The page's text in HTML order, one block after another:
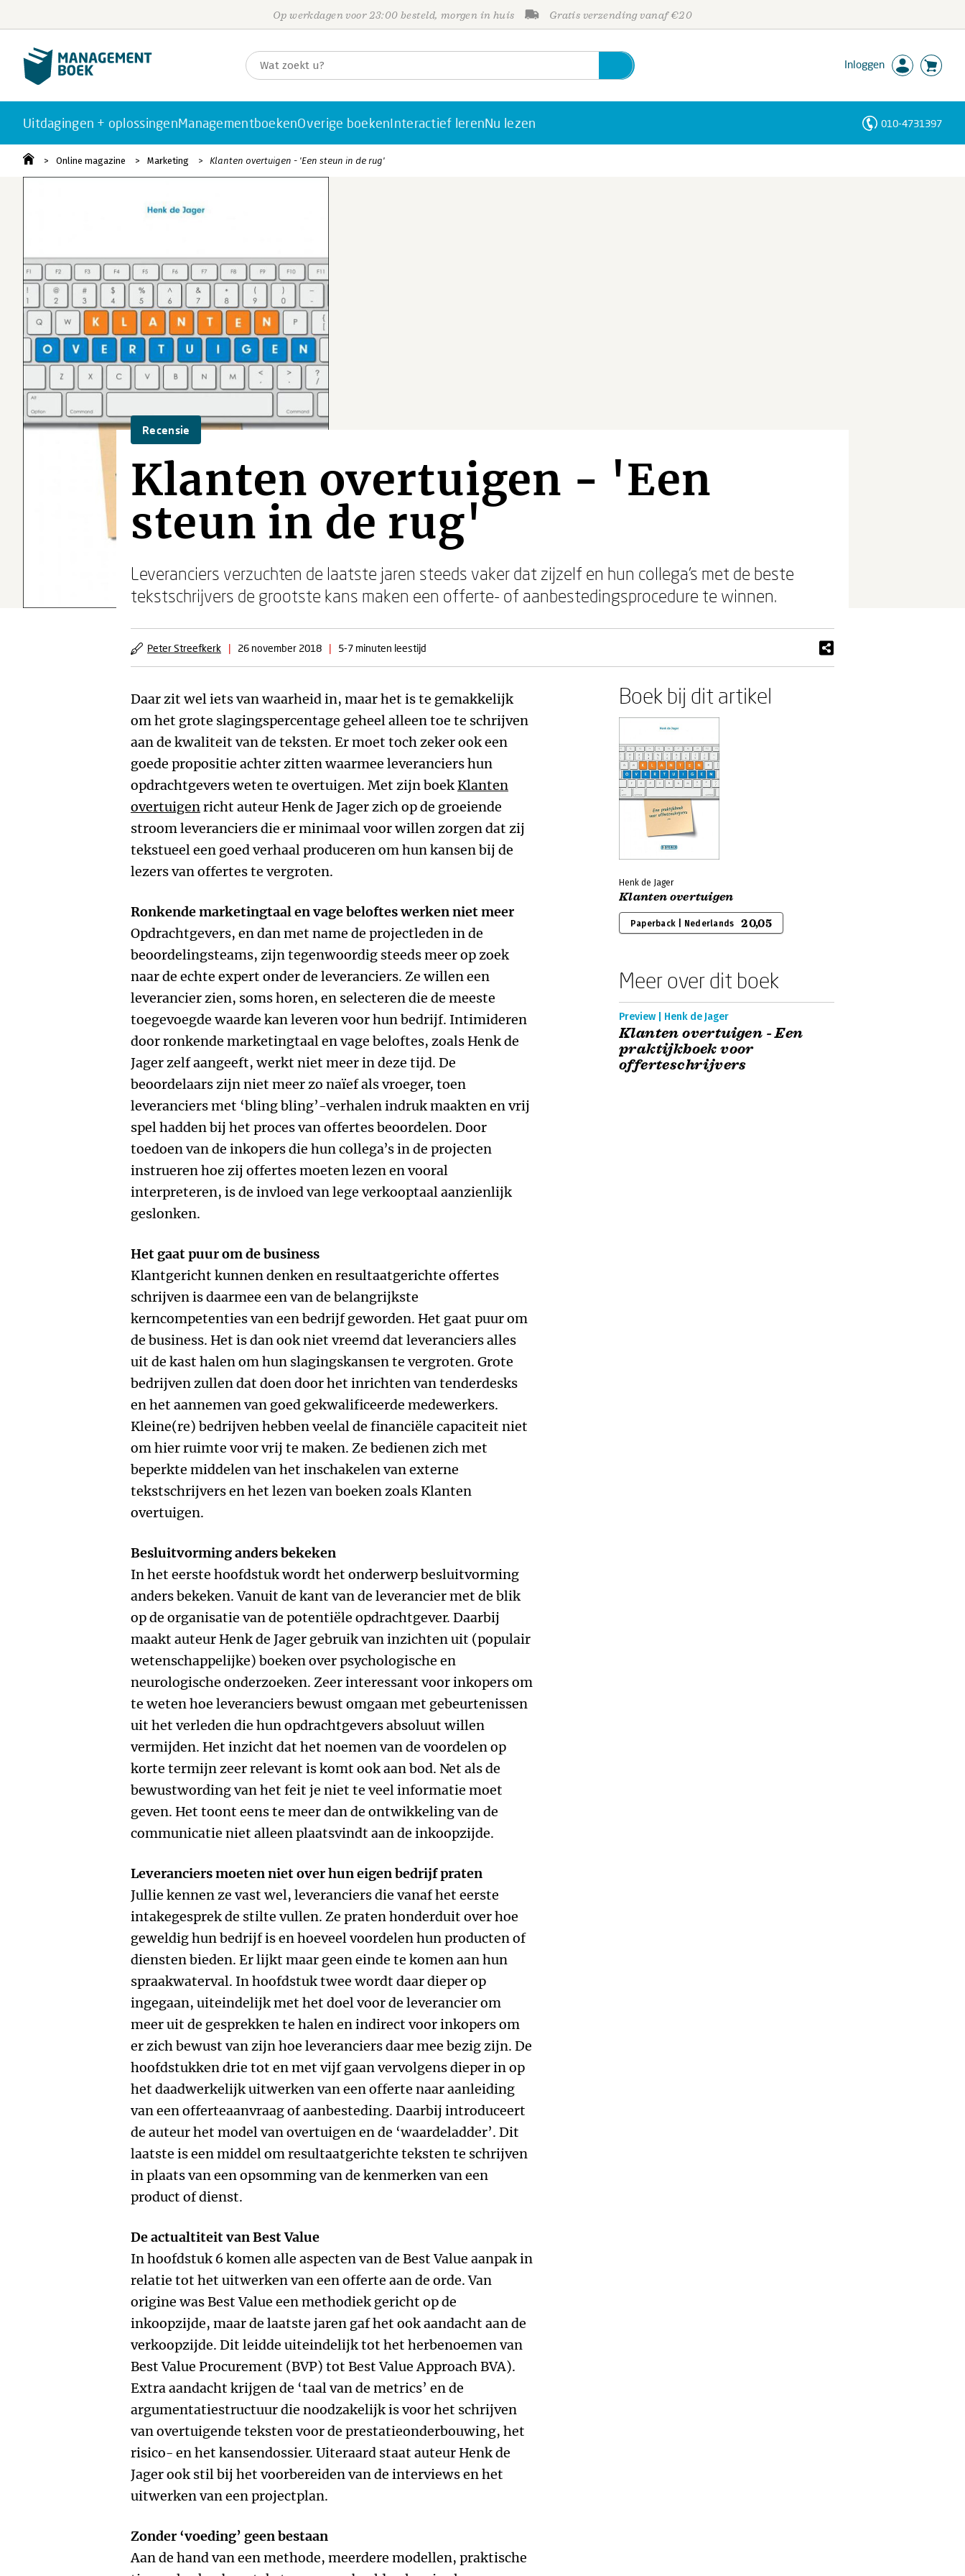
Op werkdagen voor 23:00 besteld, morgen in huis Gratis verzending vanaf €20
Inloggen
Uitdagingen + oplossingenManagementboekenOverige boekenInteractief lerenNu lezen 010-4731397
Online magazine Marketing Klanten overtuigen - 'Een steun in de rug'
Recensie
Klanten overtuigen - 'Een
steun in de rug'
Leveranciers verzuchten de laatste jaren steeds vaker dat zijzelf en hun collega’s met de beste
tekstschrijvers de grootste kans maken een offerte- of aanbestedingsprocedure te winnen.
Peter Streefkerk | 26 november 2018 | 5-7 minuten leestijd
Daar zit wel iets van waarheid in, maar het is te gemakkelijk
om het grote slagingspercentage geheel alleen toe te schrijven
aan de kwaliteit van de teksten. Er moet toch zeker ook een
goede propositie achter zitten waarmee leveranciers hun
opdrachtgevers weten te overtuigen. Met zijn boekKlanten
overtuigenricht auteur Henk de Jager zich op de groeiende
stroom leveranciers die er minimaal voor willen zorgen dat zij
tekstueel een goed verhaal produceren om hun kansen bij de
lezers van offertes te vergroten.
Ronkende marketingtaal en vage beloftes werken niet meer
Opdrachtgevers, en dan met name de projectleden in de
beoordelingsteams, zijn tegenwoordig steeds meer op zoek
naar de echte expert onder de leveranciers. Ze willen een
leverancier zien, soms horen, en selecteren die de meeste
toegevoegde waarde kan leveren voor hun bedrijf. Intimideren
door ronkende marketingtaal en vage beloftes, zoals Henk de
Jager zelf aangeeft, werkt niet meer in deze tijd. De
beoordelaars zijn niet meer zo naïef als vroeger, toen
leveranciers met ‘bling bling’-verhalen indruk maakten en vrij
spel hadden bij het proces van offertes beoordelen. Door
toedoen van de inkopers die hun collega’s in de projecten
instrueren hoe zij offertes moeten lezen en vooral
interpreteren, is de invloed van lege verkooptaal aanzienlijk
geslonken.
Het gaat puur om de business
Klantgericht kunnen denken en resultaatgerichte offertes
schrijven is daarmee een van de belangrijkste
kerncompetenties van een bedrijf geworden. Het gaat puur om
de business. Het is dan ook niet vreemd dat leveranciers alles
uit de kast halen om hun slagingskansen te vergroten. Grote
bedrijven zullen dat doen door het inrichten van tenderdesks
en het aannemen van goed gekwalificeerde medewerkers.
Kleine(re) bedrijven hebben veelal de financiële capaciteit niet
om hier ruimte voor vrij te maken. Ze bedienen zich met
beperkte middelen van het inschakelen van externe
tekstschrijvers en het lezen van boeken zoals Klanten
overtuigen.
Besluitvorming anders bekeken
In het eerste hoofdstuk wordt het onderwerp besluitvorming
anders bekeken. Vanuit de kant van de leverancier met de blik
op de organisatie van de potentiële opdrachtgever. Daarbij
maakt auteur Henk de Jager gebruik van inzichten uit (populair
wetenschappelijke) boeken over psychologische en
neurologische onderzoeken. Zeer interessant voor inkopers om
te weten hoe leveranciers bewust omgaan met gebeurtenissen
uit het verleden die hun opdrachtgevers absoluut willen
vermijden. Het inzicht dat het noemen van de voordelen op
korte termijn zeer relevant is komt ook aan bod. Net als de
bewustwording van het feit je niet te veel informatie moet
geven. Het toont eens te meer dan de ontwikkeling van de
communicatie niet alleen plaatsvindt aan de inkoopzijde.
Leveranciers moeten niet over hun eigen bedrijf praten
Jullie kennen ze vast wel, leveranciers die vanaf het eerste
intakegesprek de stilte vullen. Ze praten honderduit over hoe
geweldig hun bedrijf is en hoeveel voordelen hun producten of
diensten bieden. Er lijkt maar geen einde te komen aan hun
spraakwaterval. In hoofdstuk twee wordt daar dieper op
ingegaan, uiteindelijk met het doel voor de leverancier om
meer uit de gesprekken te halen en indirect voor inkopers om
er zich bewust van zijn hoe leveranciers daar mee bezig zijn. De
hoofdstukken drie tot en met vijf gaan vervolgens dieper in op
het daadwerkelijk uitwerken van een offerte naar aanleiding
van een offerteaanvraag of aanbesteding. Daarbij introduceert
de auteur het model van overtuigen en de ‘waardeladder’. Dit
laatste is een middel om resultaatgerichte teksten te schrijven
in plaats van een opsomming van de kenmerken van een
product of dienst.
De actualtiteit van Best Value
In hoofdstuk 6 komen alle aspecten van de Best Value aanpak in
relatie tot het uitwerken van een offerte aan de orde. Van
origine was Best Value een methodiek gericht op de
inkoopzijde, maar de laatste jaren gaf het ook aandacht aan de
verkoopzijde. Dit leidde uiteindelijk tot het herbenoemen van
Best Value Procurement (BVP) tot Best Value Approach BVA).
Extra aandacht krijgen de ‘taal van de metrics’ en de
argumentatiestructuur die noodzakelijk is voor het schrijven
van overtuigende teksten voor de prestatieonderbouwing, het
risico- en het kansendossier. Uiteraard staat auteur Henk de
Jager ook stil bij het voorbereiden van de interviews en het
uitwerken van een projectplan.
Zonder ‘voeding’ geen bestaan
Aan de hand van een methode, meerdere modellen, praktische
Boek bij dit artikel
Henk de Jager
Klanten overtuigen
Paperback | Nederlands 20,05
Meer over dit boek
Preview | Henk de Jager
Klanten overtuigen - Een
praktijkboek voor
offerteschrijvers
Personen